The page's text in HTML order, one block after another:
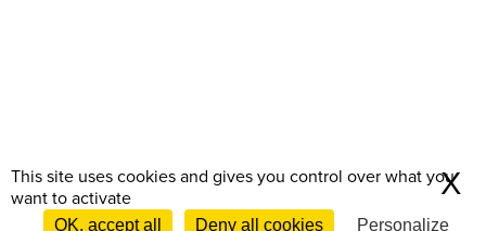
This site uses cookies and gives you control over what you
want to activate
OK, accept all Deny all cookies Personalize
X